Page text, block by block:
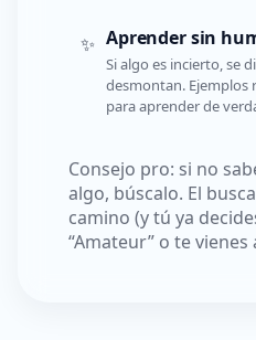
✨ Aprender sin
Si algo es incierto, se
desmontan. Ejemplos
para aprender de
Consejo pro: si no
algo, búscalo. El
camino (y tú ya
“Amateur” o te vienes